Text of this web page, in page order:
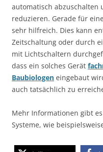
automatisch abzuschalten
reduzieren. Gerade für
sehr hilfreich. Dies kann
Zeitschaltung oder durch
mit Lichtschaltern
dass ein solches Gerät
Baubiologen eingebaut
auch tatsächlich zu
Mehr Informationen gibt
Systeme, wie